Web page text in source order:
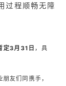
过程顺畅无障
定3月31日 ，具
友们同携手，